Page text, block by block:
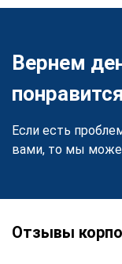
Вернем
понравится
Если есть
вами, то мы
Отзывы